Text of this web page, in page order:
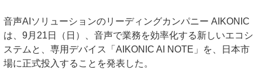
音声AIソリューションのリーディングカンパニー AIKONIC
は、9月21日（日）、音声で業務を効率化する新しいエコシ
ステムと、専用デバイス「AIKONIC AI NOTE」を、日本市
場に正式投入することを発表した。